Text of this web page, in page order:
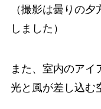
（撮影は曇りの
しました）
また、室内のアイ
光と風が差し込む